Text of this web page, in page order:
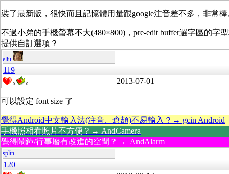
裝了最新版，很快而且記憶體用量跟google注音差不多，非常
不過小弟的手機螢幕不大(480×800)，pre-edit buffer選字區的
提供自訂選項？
eliu
119
0 0 2013-07-01
可以設定 font size 了
覺得Android中文輸入法(注音、倉頡)不易輸入？→ gcin Android
手機照相看照片不方便？→ AndCamera
覺得鬧鐘/行事曆有改進的空間？→ AndAlarm
splin
120